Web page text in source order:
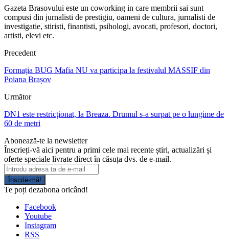
Gazeta Brasovului este un coworking in care membrii sai sunt
compusi din jurnalisti de prestigiu, oameni de cultura, jurnalisti de
investigatie, stiristi, finantisti, psihologi, avocati, profesori, doctori,
artisti, elevi etc.
Precedent
Formația BUG Mafia NU va participa la festivalul MASSIF din
Poiana Brașov
Următor
DN1 este restricționat, la Breaza. Drumul s-a surpat pe o lungime de
60 de metri
Abonează-te la newsletter
Înscrieți-vă aici pentru a primi cele mai recente știri, actualizări și
oferte speciale livrate direct în căsuța dvs. de e-mail.
Înscrie-mă!
Te poți dezabona oricând!
Facebook
Youtube
Instagram
RSS